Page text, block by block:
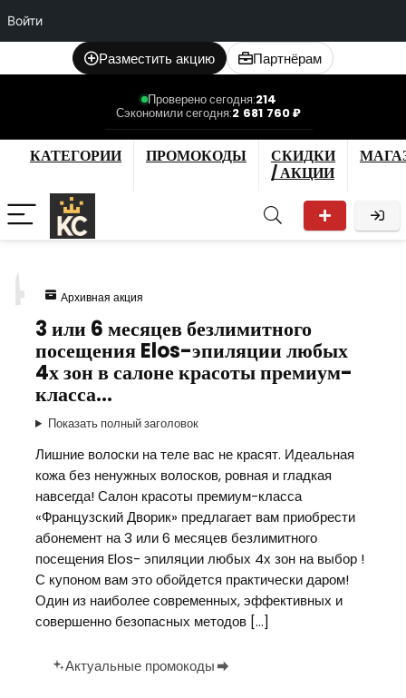
Войти
Разместить акцию Партнёрам
Проверено сегодня:214
Сэкономили сегодня:2 681 760 ₽
КАТЕГОРИИ ПРОМОКОДЫ
СКИДКИ
/ АКЦИИ
Архивная акция
3 или 6 месяцев безлимитного
посещения Elos-эпиляции любых
4х зон в салоне красоты премиум-
класса…
Показать полный заголовок
Лишние волоски на теле вас не красят. Идеальная
кожа без ненужных волосков, ровная и гладкая
навсегда! Салон красоты премиум-класса
«Французский Дворик» предлагает вам приобрести
абонемент на 3 или 6 месяцев безлимитного
посещения Elos- эпиляции любых 4х зон на выбор !
С купоном вам это обойдется практически даром!
Один из наиболее современных, эффективных и
совершенно безопасных методов […]
Актуальные промокоды